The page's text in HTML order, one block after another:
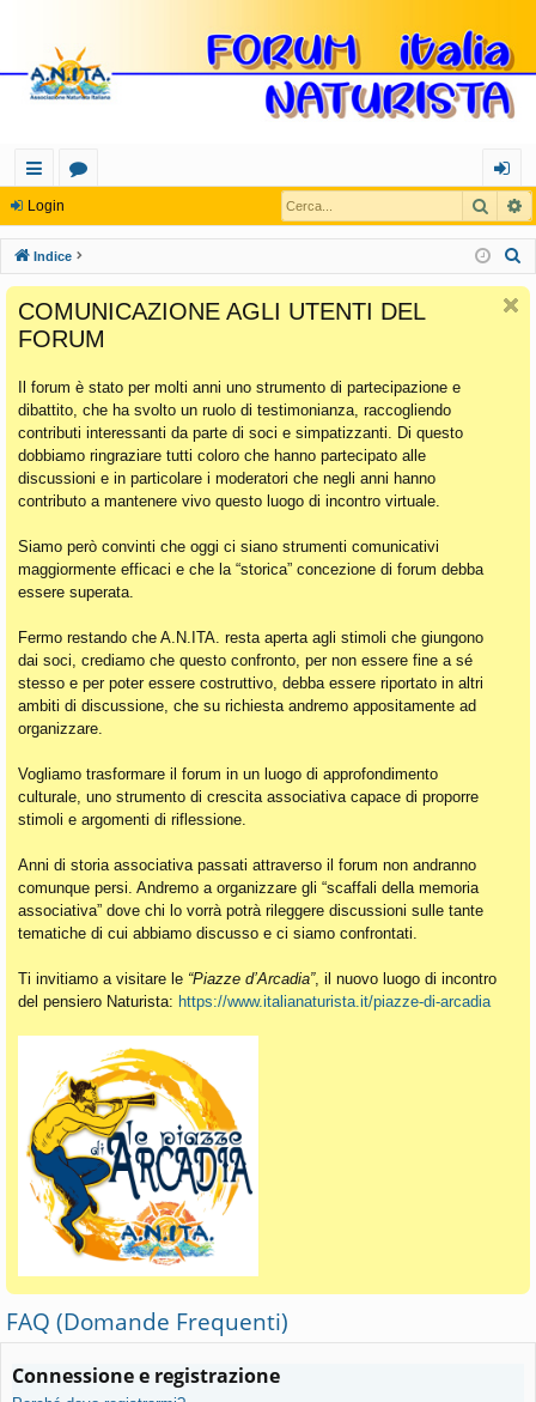
oll
eg
a
m
en
ti
Ra
pi
di
u
m
og
in
Login Cerca
Indice
COMUNICAZIONE AGLI UTENTI DEL
FORUM
Il forum è stato per molti anni uno strumento di partecipazione e
dibattito, che ha svolto un ruolo di testimonianza, raccogliendo
contributi interessanti da parte di soci e simpatizzanti. Di questo
dobbiamo ringraziare tutti coloro che hanno partecipato alle
discussioni e in particolare i moderatori che negli anni hanno
contributo a mantenere vivo questo luogo di incontro virtuale.
Siamo però convinti che oggi ci siano strumenti comunicativi
maggiormente efficaci e che la “storica” concezione di forum debba
essere superata.
Fermo restando che A.N.ITA. resta aperta agli stimoli che giungono
dai soci, crediamo che questo confronto, per non essere fine a sé
stesso e per poter essere costruttivo, debba essere riportato in altri
ambiti di discussione, che su richiesta andremo appositamente ad
organizzare.
Vogliamo trasformare il forum in un luogo di approfondimento
culturale, uno strumento di crescita associativa capace di proporre
stimoli e argomenti di riflessione.
Anni di storia associativa passati attraverso il forum non andranno
comunque persi. Andremo a organizzare gli “scaffali della memoria
associativa” dove chi lo vorrà potrà rileggere discussioni sulle tante
tematiche di cui abbiamo discusso e ci siamo confrontati.
Ti invitiamo a visitare le “Piazze d’Arcadia”, il nuovo luogo di incontro
del pensiero Naturista: https://www.italianaturista.it/piazze-di-arcadia
FAQ (Domande Frequenti)
Connessione e registrazione